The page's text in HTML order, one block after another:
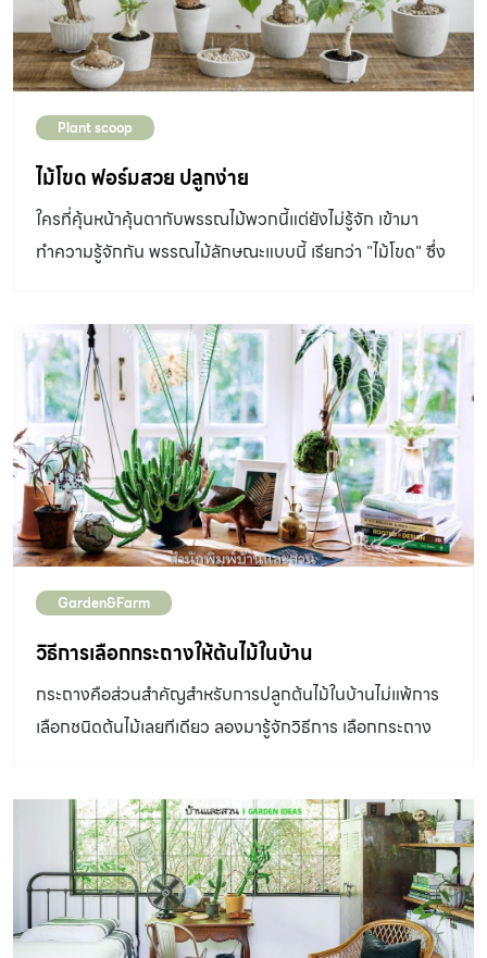
Plant scoop
ไม้โขด ฟอร์มสวย ปลูกง่าย
ใครที่คุ้นหน้าคุ้นตากับพรรณไม้พวกนี้แต่ยังไม่รู้จัก เข้ามา
ทำความรู้จักกัน พรรณไม้ลักษณะแบบนี้ เรียกว่า "ไม้โขด" ซึ่ง
Garden&Farm
วิธีการเลือกกระถางให้ต้นไม้ในบ้าน
กระถางคือส่วนสำคัญสำหรับการปลูกต้นไม้ในบ้านไม่แพ้การ
เลือกชนิดต้นไม้เลยทีเดียว ลองมารู้จักวิธีการ เลือกกระถาง